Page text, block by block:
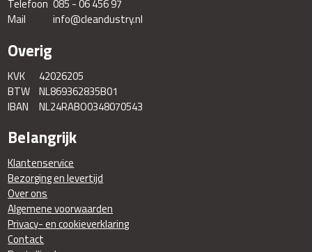
Telefoon 085 - 06 456 97
Mail
info@cleandustry.nl
Overig
KVK
42026205
BTW NL869362835B01
IBAN
NL24RABO0348070543
Belangrijk
Klantenservice
Bezorging en levertijd
Over ons
Algemene voorwaarden
Privacy- en cookieverklaring
Contact